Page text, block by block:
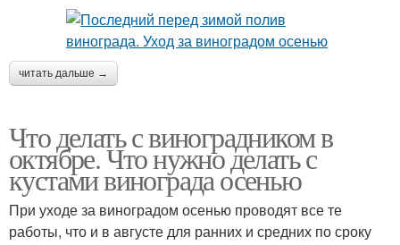
читать дальше →
Что делать с виноградником в
октябре. Что нужно делать с
кустами винограда осенью
При уходе за виноградом осенью проводят все те
работы, что и в августе для ранних и средних по сроку